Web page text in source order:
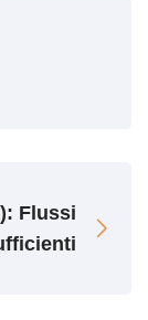
Flussi